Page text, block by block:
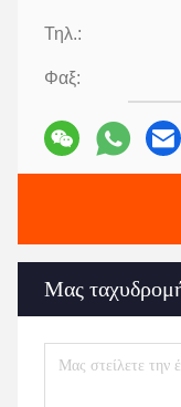
Τηλ.:
Φαξ:
Μας